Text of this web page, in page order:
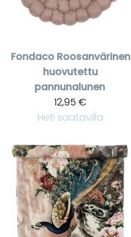
Fondaco Roosanvärinen
huovutettu
pannunalunen
12,95 €
Heti saatavilla